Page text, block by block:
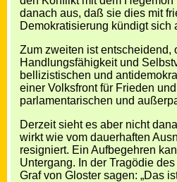
danach aus, daß sie dies mit
Demokratisierung kündigt sich
Zum zweiten ist
Handlungsfähigkeit und
bellizistischen und
einer Volksfront für Frieden
parlamentarischen und
Derzeit sieht es aber nicht
wirkt wie vom dauerhaften
resigniert. Ein Aufbegehren
Untergang. In der Tragödie
Graf von Gloster sagen: „Das